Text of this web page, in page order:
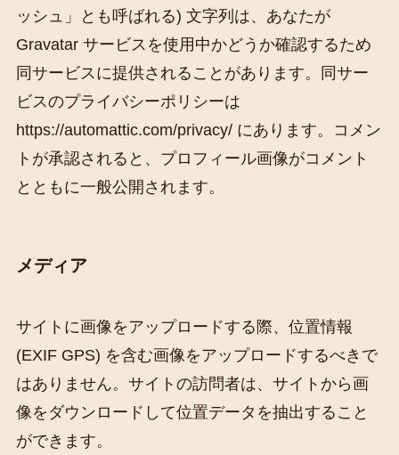
ッシュ」とも呼ばれる) 文字列は、あなたが
Gravatar サービスを使用中かどうか確認するため
同サービスに提供されることがあります。同サー
ビスのプライバシーポリシーは
https://automattic.com/privacy/ にあります。コメン
トが承認されると、プロフィール画像がコメント
とともに一般公開されます。
メディア
サイトに画像をアップロードする際、位置情報
(EXIF GPS) を含む画像をアップロードするべきで
はありません。サイトの訪問者は、サイトから画
像をダウンロードして位置データを抽出すること
ができます。